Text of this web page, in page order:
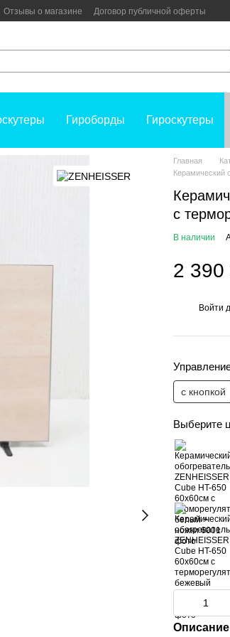
Отзывы о магазине Договор публичной оферты
Гироборды Гироскутеры
Главная
Керамический
с
В наличии
2 390
Войти
с кнопкой
Выберите
Описание